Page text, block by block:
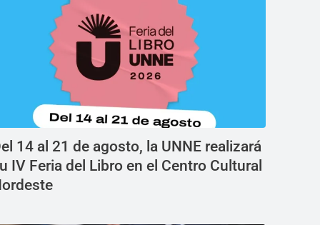
14 al 21 de agosto, la UNNE realizará
IV Feria del Libro en el Centro Cultural